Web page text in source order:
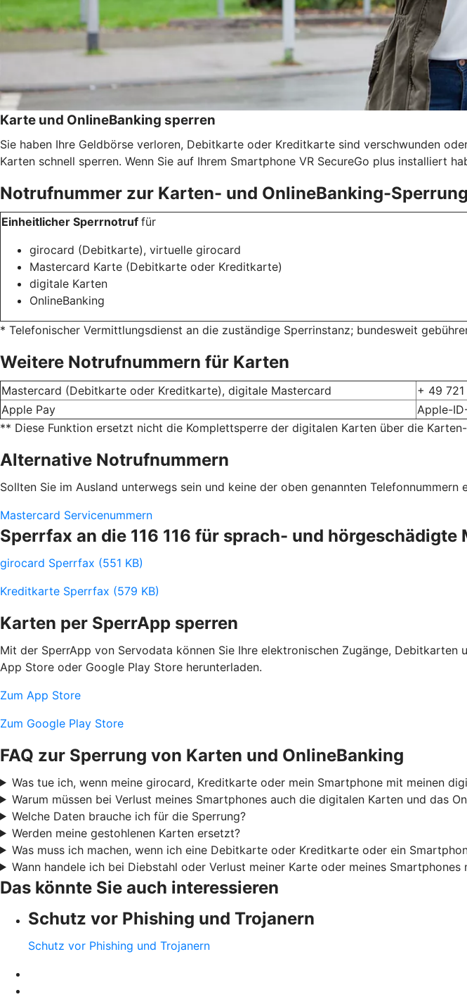
Karte und OnlineBanking sperren
Sie haben Ihre Geldbörse verloren, Debitkarte oder Kreditkarte sind verschwunden
Karten schnell sperren. Wenn Sie auf Ihrem Smartphone VR SecureGo plus installiert
Notrufnummer zur Karten- und OnlineBanking-Sperrung
Einheitlicher Sperrnotruf für
girocard (Debitkarte), virtuelle girocard
Mastercard Karte (Debitkarte oder Kreditkarte)
digitale Karten
OnlineBanking
* Telefonischer Vermittlungsdienst an die zuständige Sperrinstanz; bundesweit
Weitere Notrufnummern für Karten
Mastercard (Debitkarte oder Kreditkarte), digitale Mastercard
+ 49
Apple Pay
Apple-
** Diese Funktion ersetzt nicht die Komplettsperre der digitalen Karten über die
Alternative Notrufnummern
Sollten Sie im Ausland unterwegs sein und keine der oben genannten
Mastercard Servicenummern
Sperrfax an die 116 116 für sprach- und hörgeschädigte
girocard Sperrfax (551 KB)
Kreditkarte Sperrfax (579 KB)
Karten per SperrApp sperren
Mit der SperrApp von Servodata können Sie Ihre elektronischen Zugänge,
App Store oder Google Play Store herunterladen.
Zum App Store
Zum Google Play Store
FAQ zur Sperrung von Karten und OnlineBanking
Was tue ich, wenn meine girocard, Kreditkarte oder mein Smartphone mit meinen
Warum müssen bei Verlust meines Smartphones auch die digitalen Karten und das
Welche Daten brauche ich für die Sperrung?
Werden meine gestohlenen Karten ersetzt?
Was muss ich machen, wenn ich eine Debitkarte oder Kreditkarte oder ein
Wann handele ich bei Diebstahl oder Verlust meiner Karte oder meines
Das könnte Sie auch interessieren
Schutz vor Phishing und Trojanern
Schutz vor Phishing und Trojanern